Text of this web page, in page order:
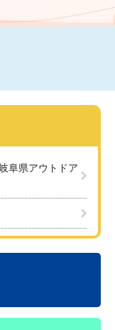
阜県アウトドア